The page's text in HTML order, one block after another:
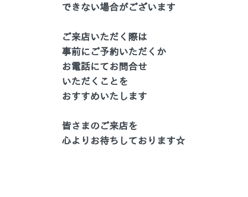
できない場合がございます
ご来店いただく際は
事前にご予約いただくか
お電話にてお問合せ
いただくことを
おすすめいたします
皆さまのご来店を
心よりお待ちしております☆